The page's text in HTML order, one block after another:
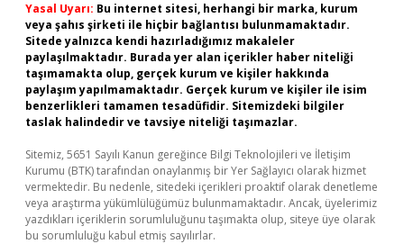
Yasal Uyarı: Bu internet sitesi, herhangi bir marka, kurum
veya şahıs şirketi ile hiçbir bağlantısı bulunmamaktadır.
Sitede yalnızca kendi hazırladığımız makaleler
paylaşılmaktadır. Burada yer alan içerikler haber niteliği
taşımamakta olup, gerçek kurum ve kişiler hakkında
paylaşım yapılmamaktadır. Gerçek kurum ve kişiler ile isim
benzerlikleri tamamen tesadüfidir. Sitemizdeki bilgiler
taslak halindedir ve tavsiye niteliği taşımazlar.
Sitemiz, 5651 Sayılı Kanun gereğince Bilgi Teknolojileri ve İletişim
Kurumu (BTK) tarafından onaylanmış bir Yer Sağlayıcı olarak hizmet
vermektedir. Bu nedenle, sitedeki içerikleri proaktif olarak denetleme
veya araştırma yükümlülüğümüz bulunmamaktadır. Ancak, üyelerimiz
yazdıkları içeriklerin sorumluluğunu taşımakta olup, siteye üye olarak
bu sorumluluğu kabul etmiş sayılırlar.